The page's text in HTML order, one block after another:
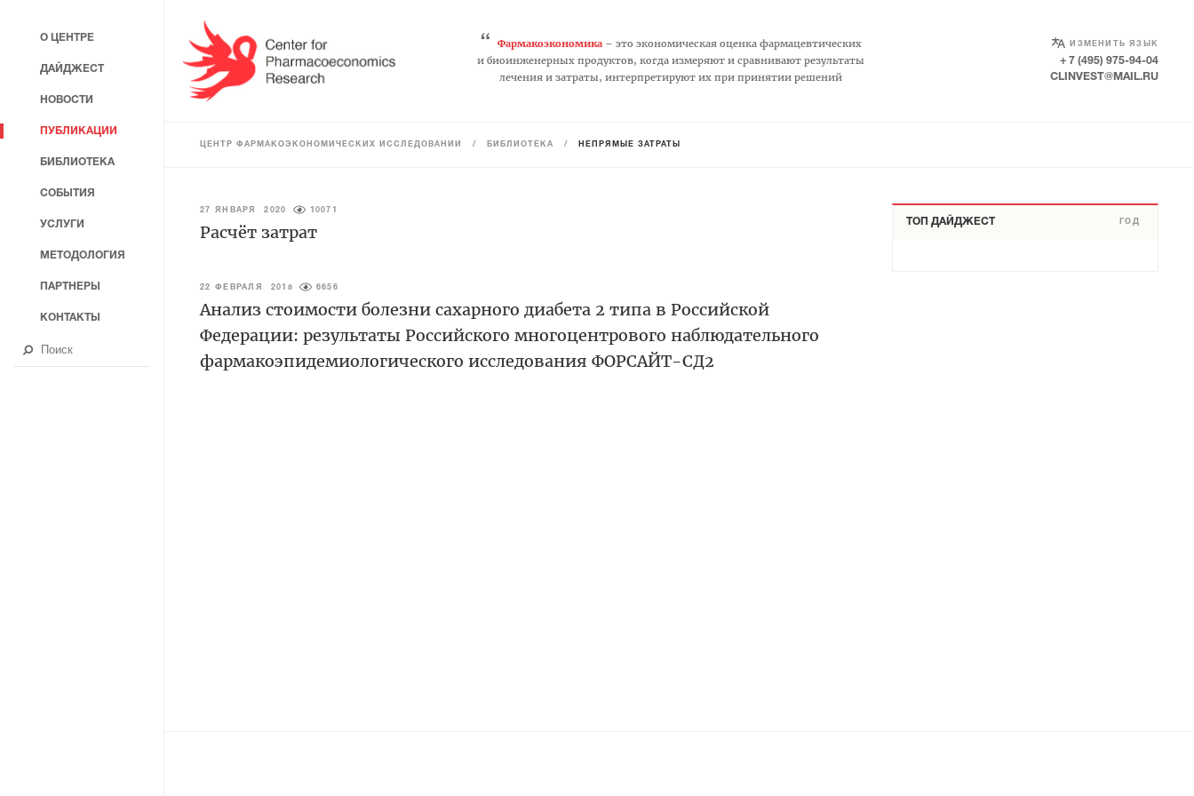
“ Фармакоэкономика– это экономическая оценка фармацевтических
и биоинженерных продуктов, когда измеряют и сравнивают результаты
лечения и затраты, интерпретируют их при принятии решений
ИЗМЕНИТЬ ЯЗЫК
SELECT LANGUAGE
+ 7 (495) 975-94-04
CLINVEST@MAIL.RU
ЦЕНТР ФАРМАКОЭКОНОМИЧЕСКИХ ИССЛЕДОВАНИЙ / БИБЛИОТЕКА / НЕПРЯМЫЕ ЗАТРАТЫ
27 ЯНВАРЯ 2020 10071
Расчёт затрат
22 ФЕВРАЛЯ 2018 6656
Анализ стоимости болезни сахарного диабета 2 типа в Российской
Федерации: результаты Российского многоцентрового наблюдательного
фармакоэпидемиологического исследования ФОРСАЙТ-СД2
ТОП ДАЙДЖЕСТ ГОД
О ЦЕНТРЕ
ДАЙДЖЕСТ
НОВОСТИ
ПУБЛИКАЦИИ
БИБЛИОТЕКА
СОБЫТИЯ
УСЛУГИ
МЕТОДОЛОГИЯ
ПАРТНЕРЫ
КОНТАКТЫ